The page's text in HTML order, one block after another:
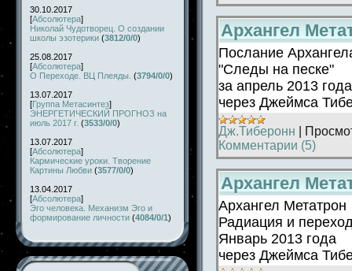
30.10.2017
[Абсолютера]
Николай Чудотворец. О создании
школы эзотерики (3812/0/0)
25.08.2017
[Абсолютера]
О Переходе. ВЦ Плеяды. (3794/0/0)
13.07.2017
[Группа Метасинтез]
ЭНЕРГЕТИЧЕСКИЙ ПРОГНОЗ на
июль 2017 г. (3533/0/0)
13.07.2017
[Абсолютера]
Кармические уроки. Творение
Картины Любви (3577/0/0)
13.04.2017
[Абсолютера]
Эго человека. Механизм Эго и
формирование личности (4084/0/1)
Архангел
Послание
"Следы на песке"
за апрель 2013 года
через Джеймса
Дж.Тиберонн
Комментарии (5)
Архангел
Архангел Метатрон
Радиация и
Январь 2013 года
через Джеймса